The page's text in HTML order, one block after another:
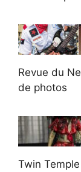
Revue du
de photos
Twin